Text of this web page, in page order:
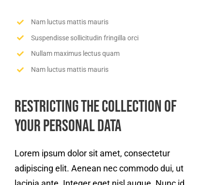
Nam luctus mattis mauris
Suspendisse sollicitudin fringilla orci
Nullam maximus lectus quam
Nam luctus mattis mauris
Restricting the Collection of
your Personal Data
Lorem ipsum dolor sit amet, consectetur
adipiscing elit. Aenean nec commodo dui, ut